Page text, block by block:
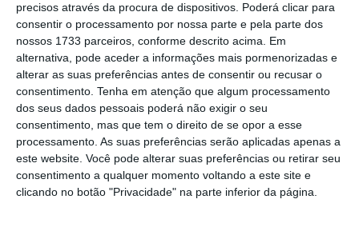
precisos através da procura de dispositivos. Poderá clicar para
consentir o processamento por nossa parte e pela parte dos
nossos 1733 parceiros, conforme descrito acima. Em
alternativa, pode aceder a informações mais pormenorizadas e
alterar as suas preferências antes de consentir ou recusar o
consentimento. Tenha em atenção que algum processamento
dos seus dados pessoais poderá não exigir o seu
consentimento, mas que tem o direito de se opor a esse
processamento. As suas preferências serão aplicadas apenas a
este website. Você pode alterar suas preferências ou retirar seu
consentimento a qualquer momento voltando a este site e
clicando no botão "Privacidade" na parte inferior da página.
Assine o ECO Premium
No momento em que a informação é
mais importante do que nunca, apoie
o jornalismo independente e rigoroso.
De que forma? Assine o ECO Premium e
tenha acesso a notícias exclusivas, à